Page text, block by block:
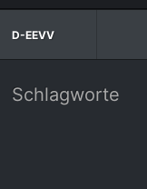
D-EEVV
Schlagworte